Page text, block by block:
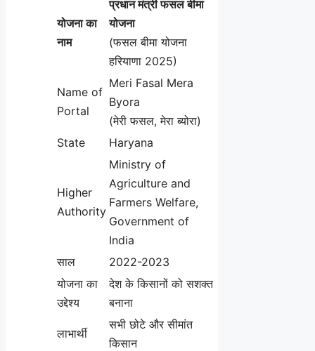
योजना का
नाम
प्रधान मंत्री फसल बीमा
योजना
(फसल बीमा योजना
हरियाणा 2025)
Name of
Portal
Meri Fasal Mera
Byora
(मेरी फसल, मेरा ब्योरा)
State
Haryana
Higher
Authority
Ministry of
Agriculture and
Farmers Welfare,
Government of
India
साल
2022-2023
योजना का
उद्देश्य
देश के किसानों को सशक्त
बनाना
लाभार्थी
सभी छोटे और सीमांत
किसान